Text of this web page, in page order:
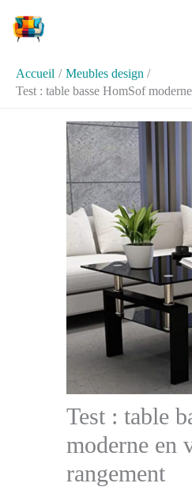
Accueil
Meubles design
Test : table basse HomSof
Test : table
moderne en
rangement